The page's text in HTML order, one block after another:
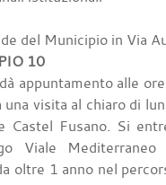
del Municipio in Via
10
appuntamento alle
visita al chiaro di
Castel Fusano. Si
Viale
oltre 1 anno nel